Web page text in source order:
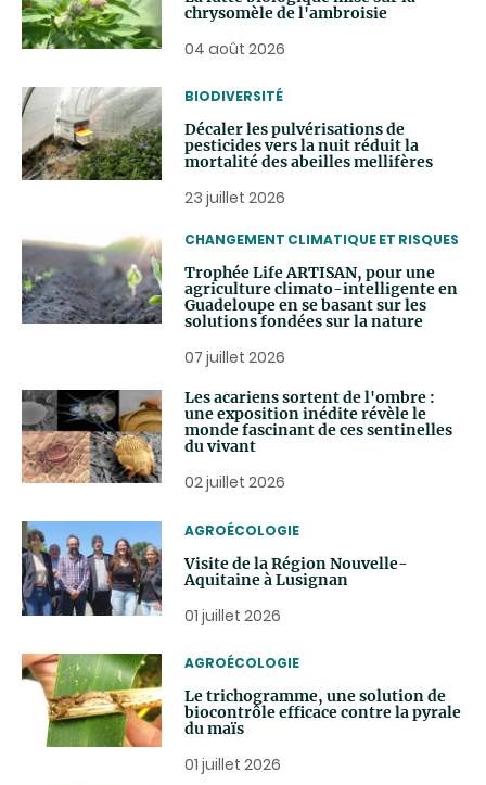
chrysomèle de l'ambroisie
04 août 2026
THEMATIC
BIODIVERSITÉ
Décaler les pulvérisations de
pesticides vers la nuit réduit la
mortalité des abeilles mellifères
23 juillet 2026
THEMATIC
CHANGEMENT CLIMATIQUE ET RISQUES
Trophée Life ARTISAN, pour une
agriculture climato-intelligente en
Guadeloupe en se basant sur les
solutions fondées sur la nature
07 juillet 2026
Les acariens sortent de l'ombre :
une exposition inédite révèle le
monde fascinant de ces sentinelles
du vivant
02 juillet 2026
THEMATIC
AGROÉCOLOGIE
Visite de la Région Nouvelle-
Aquitaine à Lusignan
01 juillet 2026
THEMATIC
AGROÉCOLOGIE
Le trichogramme, une solution de
biocontrôle efficace contre la pyrale
du maïs
01 juillet 2026